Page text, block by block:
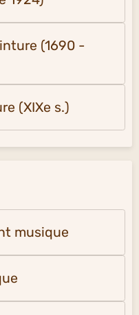
(1690 -
(XIXe s.)
musique